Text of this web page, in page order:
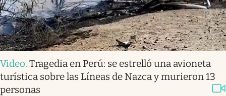
Video. Tragedia en Perú: se estrelló una avioneta
turística sobre las Líneas de Nazca y murieron 13
personas